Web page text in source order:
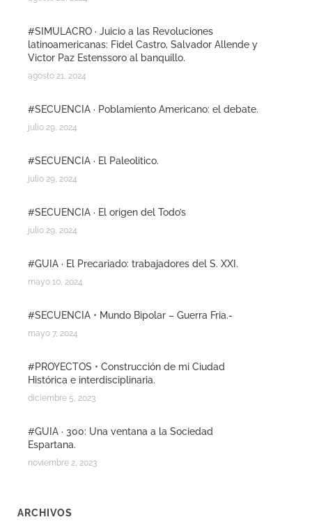
#SIMULACRO · Juicio a las Revoluciones
latinoamericanas: Fidel Castro, Salvador Allende y
Victor Paz Estenssoro al banquillo.
agosto 21, 2024
#SECUENCIA · Poblamiento Americano: el debate.
julio 29, 2024
#SECUENCIA · El Paleolitico.
julio 29, 2024
#SECUENCIA · El origen del Todo’s
julio 29, 2024
#GUIA · El Precariado: trabajadores del S. XXI.
mayo 10, 2024
#SECUENCIA • Mundo Bipolar – Guerra Fria.-
mayo 7, 2024
#PROYECTOS • Construcción de mi Ciudad
Histórica e interdisciplinaria.
diciembre 5, 2023
#GUIA · 300: Una ventana a la Sociedad
Espartana.
noviembre 2, 2023
ARCHIVOS